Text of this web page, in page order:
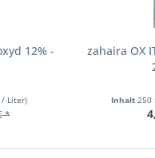
12% -
/ Liter)
*
zahaira OX
Inhalt 250